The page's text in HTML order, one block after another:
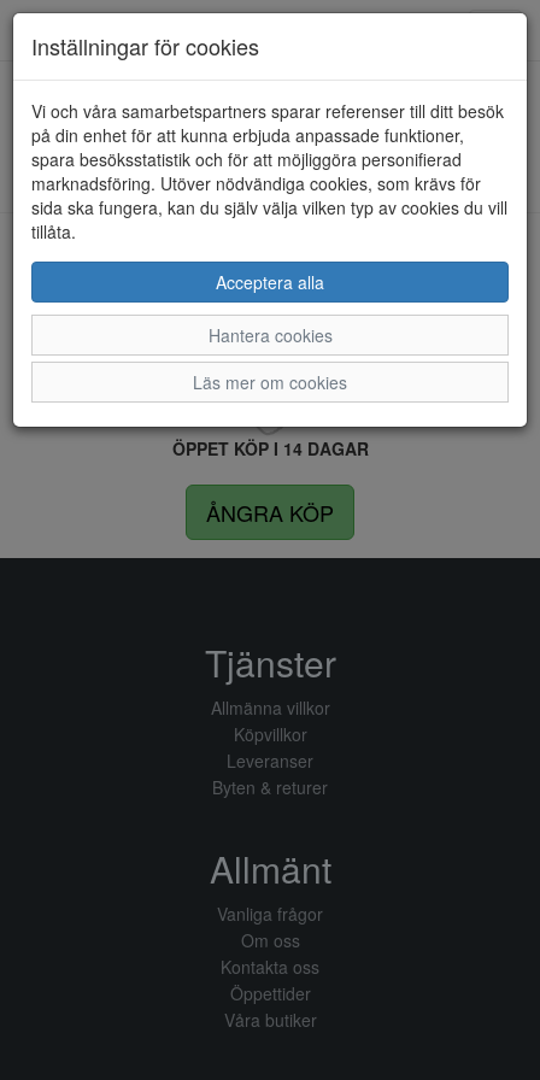
HEM RIEKER
Kunde inte hitta några artiklar...
LEVERANS INOM 4 DAGAR INOM SVERIGE
FRI FRAKT VID KÖP ÖVER 1.500 KR
ÖPPET KÖP I 14 DAGAR
ÅNGRA KÖP
Inställningar för cookies
Vi och våra samarbetspartners sparar referenser till ditt besök
på din enhet för att kunna erbjuda anpassade funktioner,
spara besöksstatistik och för att möjliggöra personifierad
marknadsföring. Utöver nödvändiga cookies, som krävs för
sida ska fungera, kan du själv välja vilken typ av cookies du vill
tillåta.
Acceptera alla
Hantera cookies
Läs mer om cookies
Tjänster
Allmänna villkor
Köpvillkor
Leveranser
Byten & returer
Allmänt
Vanliga frågor
Om oss
Kontakta oss
Öppettider
Våra butiker